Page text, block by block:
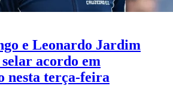
e Leonardo Jardim
acordo em
nesta terça-feira